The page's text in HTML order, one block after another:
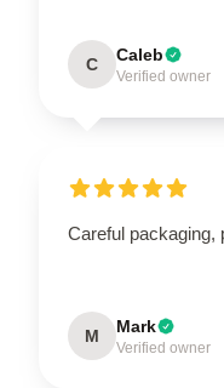
C Caleb
Verified owner
Careful packaging,
M Mark
Verified owner